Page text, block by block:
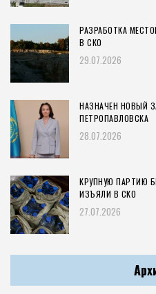
РАЗРАБОТКА
В СКО
29.07.2026
НАЗНАЧЕН НОВЫЙ
ПЕТРОПАВЛОВСКА
28.07.2026
КРУПНУЮ ПАРТИЮ
ИЗЪЯЛИ В СКО
27.07.2026